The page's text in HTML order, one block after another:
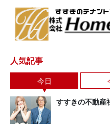
人気記事
今日
すすきの不動産